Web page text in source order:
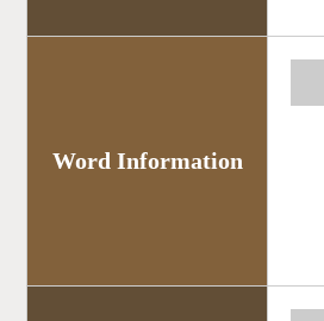
Word Information